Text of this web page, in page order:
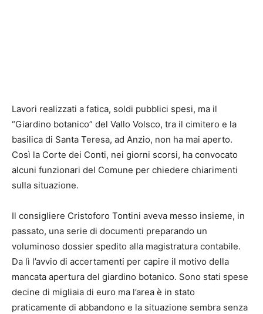
Lavori realizzati a fatica, soldi pubblici spesi, ma il
“Giardino botanico” del Vallo Volsco, tra il cimitero e la
basilica di Santa Teresa, ad Anzio, non ha mai aperto.
Così la Corte dei Conti, nei giorni scorsi, ha convocato
alcuni funzionari del Comune per chiedere chiarimenti
sulla situazione.
Il consigliere Cristoforo Tontini aveva messo insieme, in
passato, una serie di documenti preparando un
voluminoso dossier spedito alla magistratura contabile.
Da lì l’avvio di accertamenti per capire il motivo della
mancata apertura del giardino botanico. Sono stati spese
decine di migliaia di euro ma l’area è in stato
praticamente di abbandono e la situazione sembra senza